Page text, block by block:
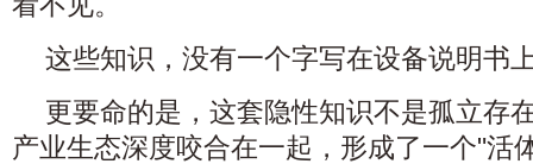
这些知识，没有一个字写在设备说明书
更要命的是，这套隐性知识不是孤立存
产业生态深度咬合在一起，形成了一个"活